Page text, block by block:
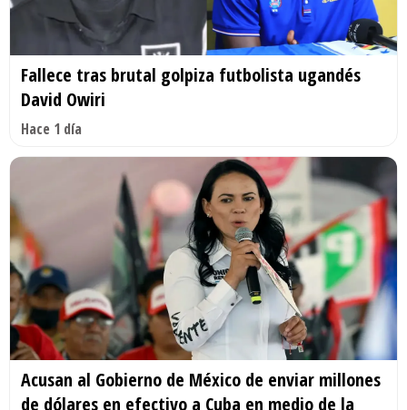
Fallece tras brutal golpiza futbolista ugandés
David Owiri
Hace 1 día
Acusan al Gobierno de México de enviar millones
de dólares en efectivo a Cuba en medio de la